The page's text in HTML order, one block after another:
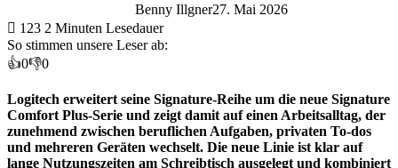
Benny Illgner27. Mai 2026
123 2 Minuten Lesedauer
So stimmen unsere Leser ab:
👍0👎0
Logitech erweitert seine Signature-Reihe um die neue Signature
Comfort Plus-Serie und zeigt damit auf einen Arbeitsalltag, der
zunehmend zwischen beruflichen Aufgaben, privaten To-dos
und mehreren Geräten wechselt. Die neue Linie ist klar auf
lange Nutzungszeiten am Schreibtisch ausgelegt und kombiniert